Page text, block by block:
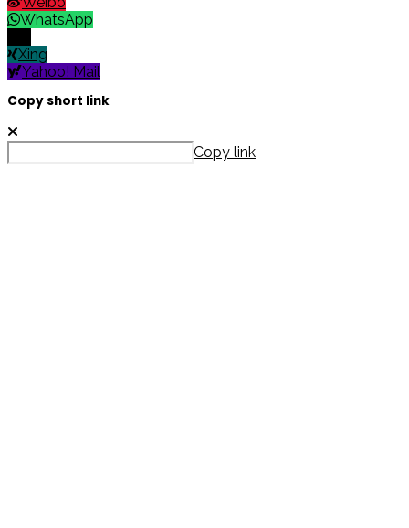
WhatsApp
Xing
Yahoo! Mail
Copy short link
Copy link